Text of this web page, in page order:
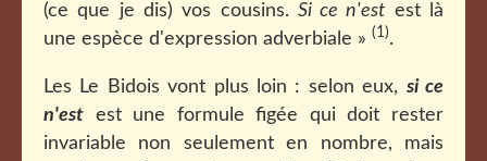
(ce que je dis) vos cousins. Si ce n'est est là
une espèce d'expression adverbiale » (1).
Les Le Bidois vont plus loin : selon eux, si ce
n'est est une formule figée qui doit rester
invariable non seulement en nombre, mais